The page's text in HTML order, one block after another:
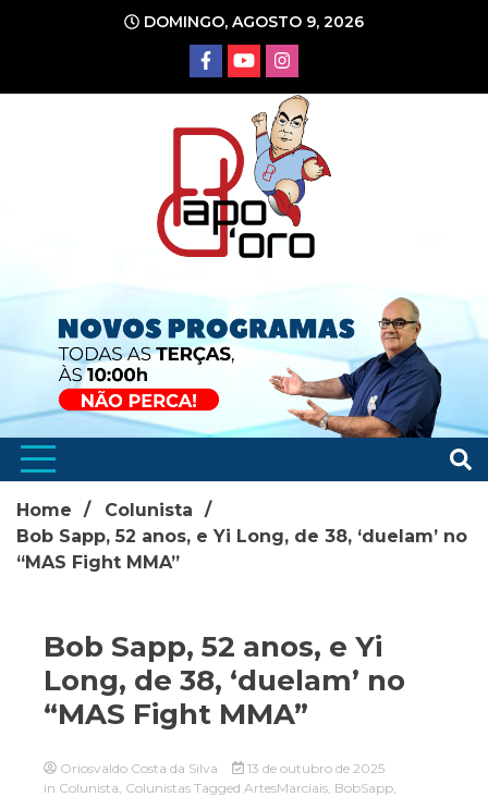
conteúdo
DOMINGO, AGOSTO 9, 2026
Home
Colunista
Bob Sapp, 52 anos, e Yi Long, de 38, ‘duelam’ no
“MAS Fight MMA”
Bob Sapp, 52 anos, e Yi
Long, de 38, ‘duelam’ no
“MAS Fight MMA”
Oriosvaldo Costa da Silva
13 de outubro de 2025
in Colunista Colunistas Tagged ArtesMarciais BobSapp